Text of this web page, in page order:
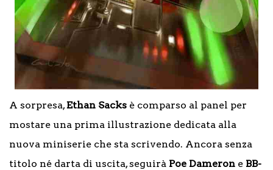
A sorpresa,Ethan Sacks è comparso al panel per
mostare una prima illustrazione dedicata alla
nuova miniserie che sta scrivendo. Ancora senza
titolo né darta di uscita, seguirà Poe Dameron e BB-